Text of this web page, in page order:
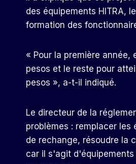
des équipements HITRA,
formation des
« Pour la première année,
pesos et le reste pour
pesos », a-t-il indiqué.
Le directeur de la
problèmes : remplacer
de rechange, résoudre la
car il s'agit